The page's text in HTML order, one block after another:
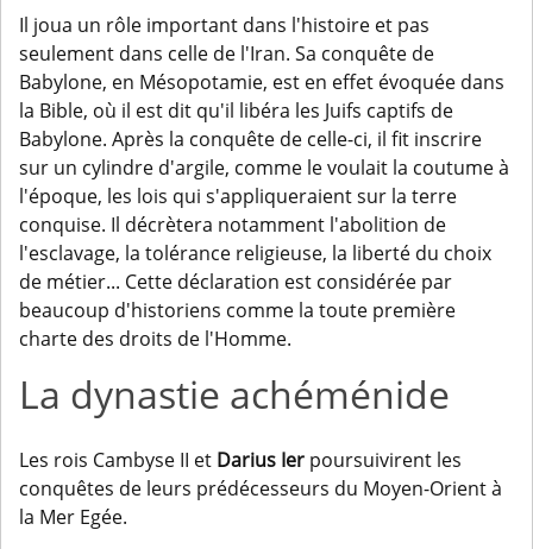
Il joua un rôle important dans l'histoire et pas
seulement dans celle de l'Iran. Sa conquête de
Babylone, en Mésopotamie, est en effet évoquée dans
la Bible, où il est dit qu'il libéra les Juifs captifs de
Babylone. Après la conquête de celle-ci, il fit inscrire
sur un cylindre d'argile, comme le voulait la coutume à
l'époque, les lois qui s'appliqueraient sur la terre
conquise. Il décrètera notamment l'abolition de
l'esclavage, la tolérance religieuse, la liberté du choix
de métier... Cette déclaration est considérée par
beaucoup d'historiens comme la toute première
charte des droits de l'Homme.
La dynastie achéménide
Les rois Cambyse II et Darius Ier poursuivirent les
conquêtes de leurs prédécesseurs du Moyen-Orient à
la Mer Egée.